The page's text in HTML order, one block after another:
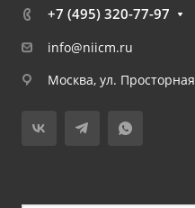
+7 (495) 320-77-97
info@niicm.ru
Москва, ул.